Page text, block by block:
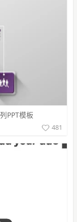
PPT模板
481